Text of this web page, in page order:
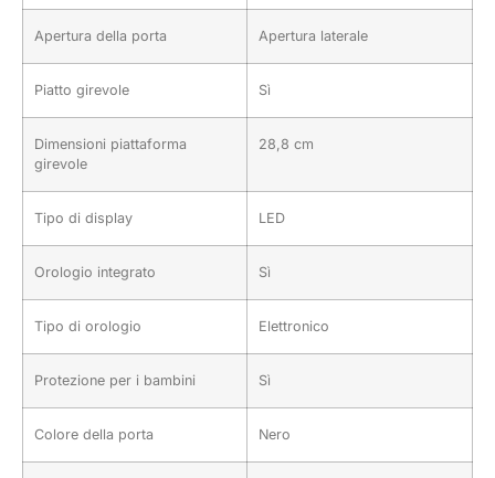
Apertura della porta Apertura laterale
Piatto girevole Sì
Dimensioni piattaforma
girevole
28,8 cm
Tipo di display LED
Orologio integrato Sì
Tipo di orologio Elettronico
Protezione per i bambini Sì
Colore della porta Nero